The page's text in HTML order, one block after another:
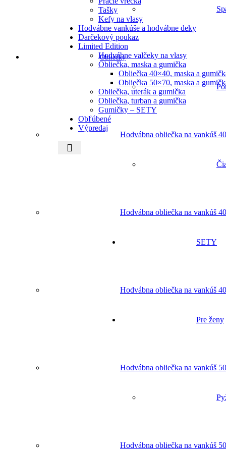
SETY
Pre ženy
Tašky
Kefy na vlasy
Hodvábne vankúše a hodvábne deky
Darčekový poukaz
Limited Edition
Hodvábne valčeky na vlasy
Obliečka, maska a gumička
Obliečka 40×40, maska a
Obliečka 50×70, maska a
Obliečka, uterák a gumička
Obliečka, turban a gumička
Gumičky – SETY
Obľúbené
Výpredaj
Obliečky
Hodvábna obliečka na vankúš
Hodvábna obliečka na vankúš
Hodvábna obliečka na vankúš
Hodvábna obliečka na vankúš
Hodvábna obliečka na vankúš